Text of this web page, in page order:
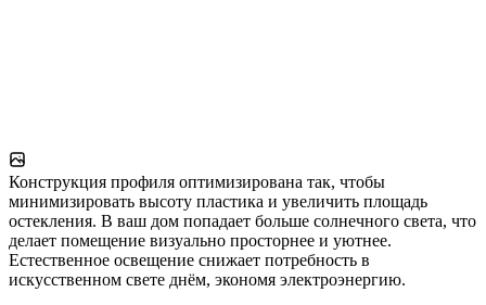
Конструкция профиля оптимизирована так, чтобы
минимизировать высоту пластика и увеличить площадь
остекления. В ваш дом попадает больше солнечного света, что
делает помещение визуально просторнее и уютнее.
Естественное освещение снижает потребность в
искусственном свете днём, экономя электроэнергию.